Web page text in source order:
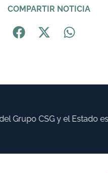
COMPARTIR NOTICIA
Grupo CSG y el Estado